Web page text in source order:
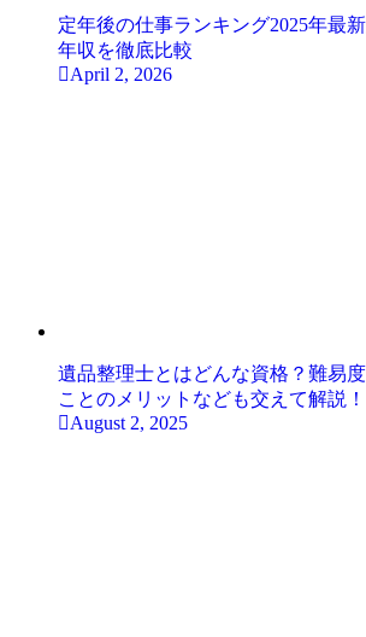
定年後の仕事ランキング2025年最
年収を徹底比較
April 2, 2026
遺品整理士とはどんな資格？難易
ことのメリットなども交えて解説！
August 2, 2025